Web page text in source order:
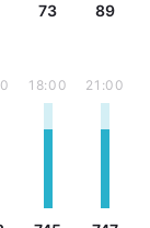
73 89
18:00 21:00